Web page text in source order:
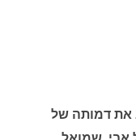
את דמותה של